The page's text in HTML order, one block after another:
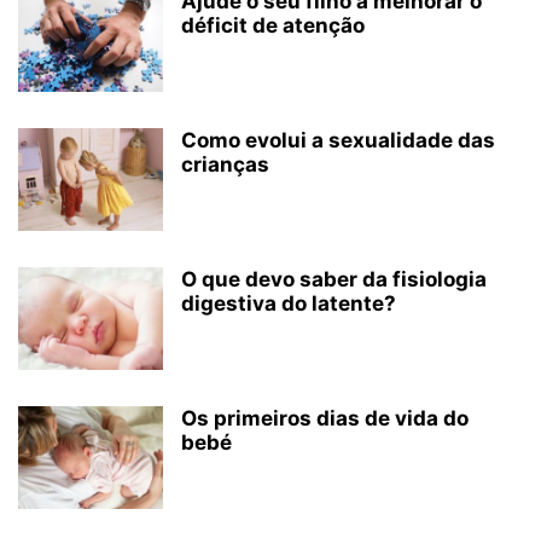
déficit de atenção
Como evolui a sexualidade das
crianças
O que devo saber da fisiologia
digestiva do latente?
Os primeiros dias de vida do
bebé